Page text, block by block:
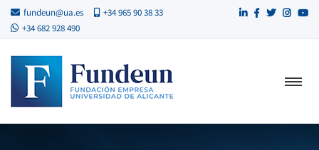
fundeun@ua.es
+34 965 90 38 33
+34 682 928 490